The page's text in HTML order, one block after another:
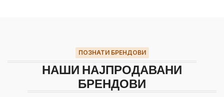
ПОЗНАТИ БРЕНДОВИ
НАШИ НАЈПРОДАВАНИ
БРЕНДОВИ